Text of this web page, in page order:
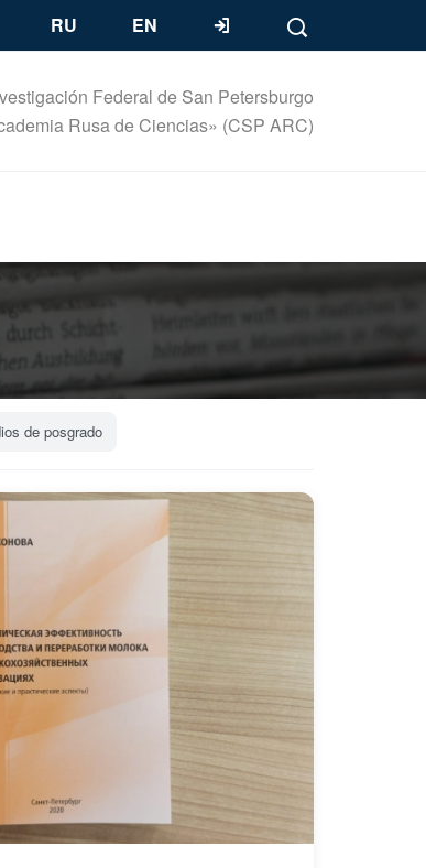
RU EN
Federal de San Petersburgo
Rusa de Ciencias» (CSP ARC)
de posgrado